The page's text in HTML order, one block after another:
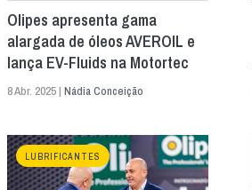
Olipes apresenta gama
alargada de óleos AVEROIL e
lança EV-Fluids na Motortec
8 Abr. 2025 | Nádia Conceição
LUBRIFICANTES